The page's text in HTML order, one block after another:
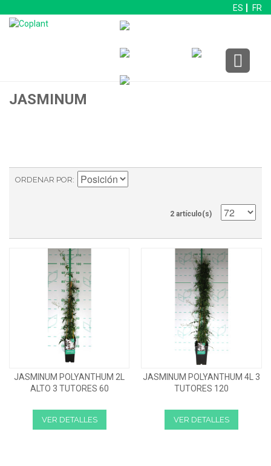
ES FR
JASMINUM
ORDENAR POR
2 artículo(s)
JASMINUM POLYANTHUM 2L
ALTO 3 TUTORES 60
VER DETALLES
JASMINUM POLYANTHUM 4L 3
TUTORES 120
VER DETALLES